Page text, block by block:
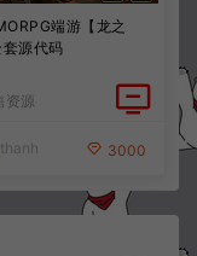
端游【龙之
源代码
资源
thanh 3000